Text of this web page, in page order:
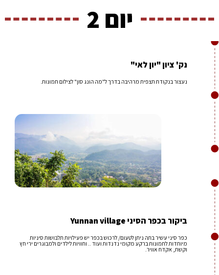
יום 2
נק' ציון "יון לאי"
נעצור בנקודת תצפית מרהיבה בדרך ל"מה הונג סון" לצילום תמונות.
ביקור בכפר הסיני Yunnan village
כפר סיני עשיר בתה ניתן לטעום/ לרכוש בכפר יש פעילויות תלבושות סיניות
מיוחדות לתמונות ברקע מקומי נדנדות ועוד .. וחוויות לילדים ולמבוגרים ירי חץ
וקשת, אקדח אוויר.